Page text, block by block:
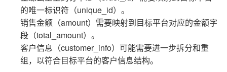
的唯一标识符（unique_id）。
销售金额（amount）需要映射到目标平台对应的金额字
段（total_amount）。
客户信息（customer_info）可能需要进一步拆分和重
组，以符合目标平台的客户信息结构。